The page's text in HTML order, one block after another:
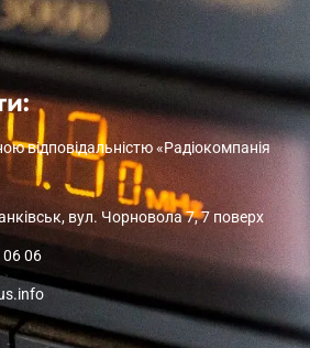
відповідальністю «Радіокомпанія
вул. Чорновола 7, 7 поверх
06